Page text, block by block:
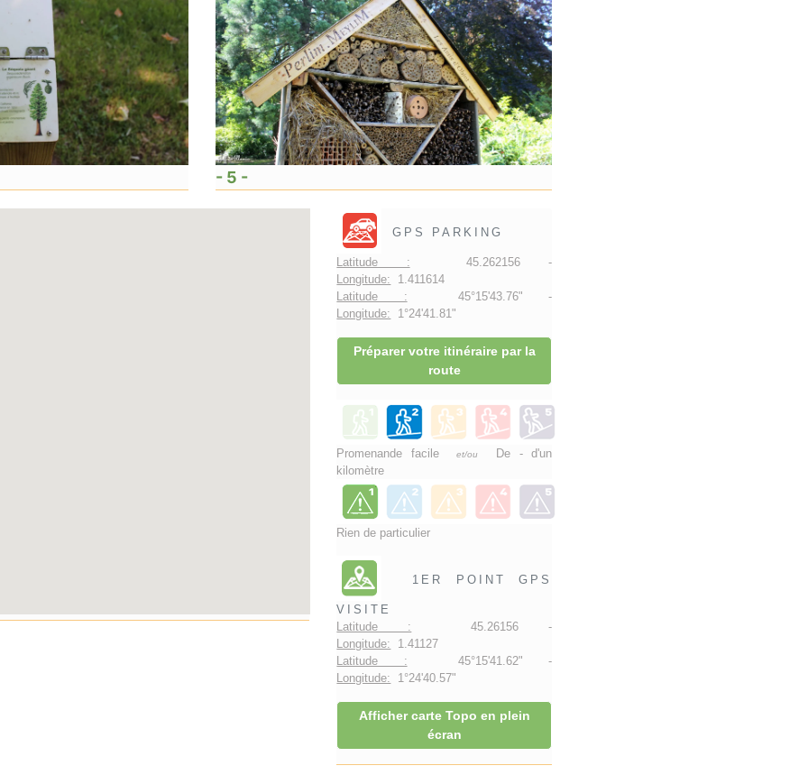
- 5 -
GPS PARKING
Latitude : 45.262156 -
Longitude: 1.411614
Latitude : 45°15'43.76" -
Longitude: 1°24'41.81"
Préparer votre itinéraire par la
route
Promenande facileet/ou
De - d'un
kilomètre
Rien de particulier
1ER POINT GPS
VISITE
Latitude : 45.26156 -
Longitude: 1.41127
Latitude : 45°15'41.62" -
Longitude: 1°24'40.57"
Afficher carte Topo en plein
écran